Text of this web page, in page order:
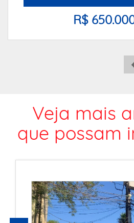
R$
Veja mais
que possam